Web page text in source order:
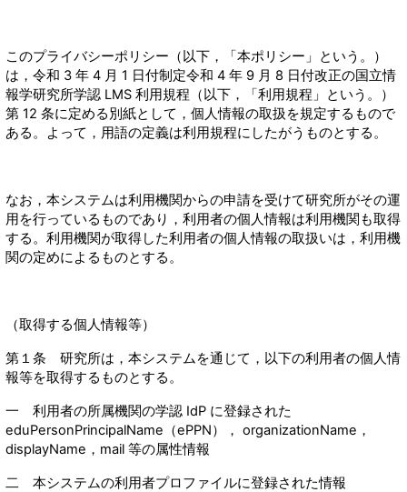
このプライバシーポリシー（以下，「本ポリシー」という。）
は，令和 3 年 4 月 1 日付制定令和 4 年 9 月 8 日付改正の国立情
報学研究所学認 LMS 利用規程（以下，「利用規程」という。）
第 12 条に定める別紙として，個人情報の取扱を規定するもので
ある。よって，用語の定義は利用規程にしたがうものとする。
なお，本システムは利用機関からの申請を受けて研究所がその運
用を行っているものであり，利用者の個人情報は利用機関も取得
する。利用機関が取得した利用者の個人情報の取扱いは，利用機
関の定めによるものとする。
（取得する個人情報等）
第１条 研究所は，本システムを通じて，以下の利用者の個人情
報等を取得するものとする。
一 利用者の所属機関の学認 IdP に登録された
eduPersonPrincipalName（ePPN）， organizationName，
displayName，mail 等の属性情報
二 本システムの利用者プロファイルに登録された情報